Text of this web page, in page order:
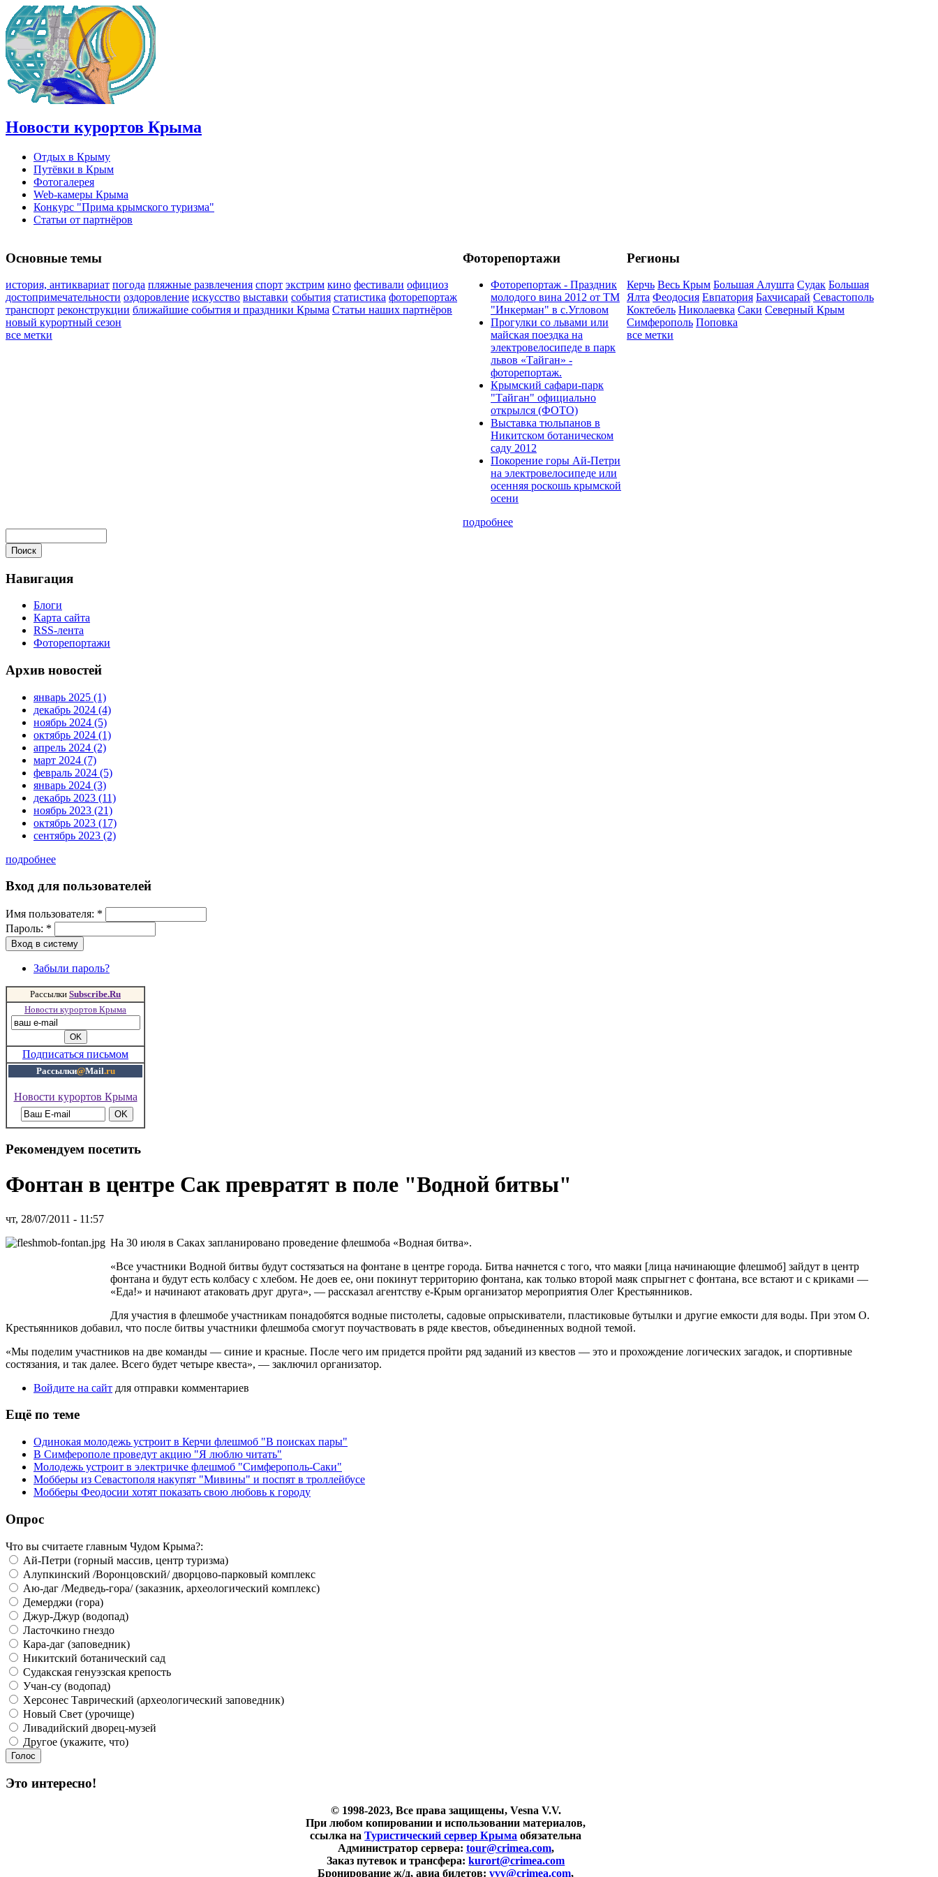
Новости курортов Крыма
Отдых в Крыму
Путёвки в Крым
Фотогалерея
Web-камеры Крыма
Конкурс "Прима крымского туризма"
Статьи от партнёров
Основные темы
история, антиквариат погода пляжные развлечения спорт экстрим кино фестивали официоз
достопримечательности оздоровление искусство выставки события статистика фоторепортаж
транспорт реконструкции ближайшие события и праздники Крыма Статьи наших партнёров
новый курортный сезон
все метки
Фоторепортажи
Фоторепортаж - Праздник
молодого вина 2012 от ТМ
"Инкерман" в с.Угловом
Прогулки cо львами или
майская поездка на
электровелосипеде в парк
львов «Тайган» -
фоторепортаж.
Крымский сафари-парк
"Тайган" официально
открылся (ФОТО)
Выставка тюльпанов в
Никитском ботаническом
саду 2012
Покорение горы Ай-Петри
на электровелосипеде или
осенняя роскошь крымской
осени
подробнее
Регионы
Керчь Весь Крым Большая Алушта Судак Большая
Ялта Феодосия Евпатория Бахчисарай Севастополь
Коктебель Николаевка Саки Северный Крым
Симферополь Поповка
все метки
Навигация
Блоги
Карта сайта
RSS-лента
Фоторепортажи
Архив новостей
январь 2025 (1)
декабрь 2024 (4)
ноябрь 2024 (5)
октябрь 2024 (1)
апрель 2024 (2)
март 2024 (7)
февраль 2024 (5)
январь 2024 (3)
декабрь 2023 (11)
ноябрь 2023 (21)
октябрь 2023 (17)
сентябрь 2023 (2)
подробнее
Вход для пользователей
Имя пользователя: *
Пароль: *
Забыли пароль?
Рассылки Subscribe.Ru
Новости курортов Крыма
Подписаться письмом
Рассылки@Mail.ru
Новости курортов Крыма
Рекомендуем посетить
Фонтан в центре Сак превратят в поле "Водной битвы"
чт, 28/07/2011 - 11:57
На 30 июля в Саках запланировано проведение флешмоба «Водная битва».
«Все участники Водной битвы будут состязаться на фонтане в центре города. Битва начнется с того, что маяки [лица начинающие флешмоб] зайдут в центр
фонтана и будут есть колбасу с хлебом. Не доев ее, они покинут территорию фонтана, как только второй маяк спрыгнет с фонтана, все встают и с криками —
«Еда!» и начинают атаковать друг друга», — рассказал агентству е-Крым организатор мероприятия Олег Крестьянников.
Для участия в флешмобе участникам понадобятся водные пистолеты, садовые опрыскиватели, пластиковые бутылки и другие емкости для воды. При этом О.
Крестьянников добавил, что после битвы участники флешмоба смогут поучаствовать в ряде квестов, объединенных водной темой.
«Мы поделим участников на две команды — синие и красные. После чего им придется пройти ряд заданий из квестов — это и прохождение логических загадок, и спортивные
состязания, и так далее. Всего будет четыре квеста», — заключил организатор.
Войдите на сайт для отправки комментариев
Ещё по теме
Одинокая молодежь устроит в Керчи флешмоб "В поисках пары"
В Симферополе проведут акцию "Я люблю читать"
Молодежь устроит в электричке флешмоб "Симферополь-Саки"
Мобберы из Севастополя накупят "Мивины" и поспят в троллейбусе
Мобберы Феодосии хотят показать свою любовь к городу
Опрос
Что вы считаете главным Чудом Крыма?:
Ай-Петри (горный массив, центр туризма)
Алупкинский /Воронцовский/ дворцово-парковый комплекс
Аю-даг /Медведь-гора/ (заказник, археологический комплекс)
Демерджи (гора)
Джур-Джур (водопад)
Ласточкино гнездо
Кара-даг (заповедник)
Никитский ботанический сад
Судакская генуэзская крепость
Учан-су (водопад)
Херсонес Таврический (археологический заповедник)
Новый Свет (урочище)
Ливадийский дворец-музей
Другое (укажите, что)
Это интересно!
© 1998-2023, Все права защищены, Vesna V.V.
При любом копировании и использовании материалов,
ссылка наТуристический сервер Крыма обязательна
Администратор сервера: tour@crimea.com,
Заказ путевок и трансфера:kurort@crimea.com
Бронирование ж/д, авиа билетов:vvv@crimea.com,